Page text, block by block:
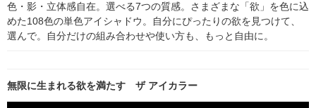
色・影・立体感自在。選べる7つの質感。さまざまな「欲」を色に込
めた108色の単色アイシャドウ。自分にぴったりの欲を見つけて、
選んで。自分だけの組み合わせや使い方も、もっと自由に。
無限に生まれる欲を満たす ザ アイカラー